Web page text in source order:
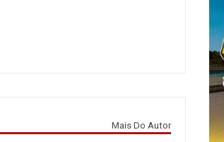
Mais Do Autor